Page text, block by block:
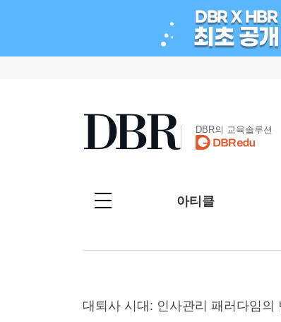
DBR의 교육솔루션
아티클
대퇴사 시대: 인사관리 패러다임의